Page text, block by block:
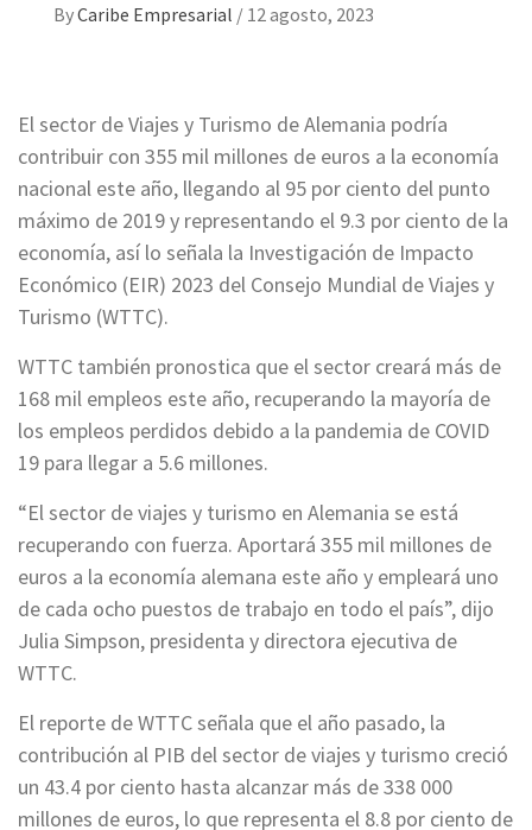
ByCaribe Empresarial / 12 agosto, 2023
El sector de Viajes y Turismo de Alemania podría
contribuir con 355 mil millones de euros a la economía
nacional este año, llegando al 95 por ciento del punto
máximo de 2019 y representando el 9.3 por ciento de la
economía, así lo señala la Investigación de Impacto
Económico (EIR) 2023 del Consejo Mundial de Viajes y
Turismo (WTTC).
WTTC también pronostica que el sector creará más de
168 mil empleos este año, recuperando la mayoría de
los empleos perdidos debido a la pandemia de COVID
19 para llegar a 5.6 millones.
“El sector de viajes y turismo en Alemania se está
recuperando con fuerza. Aportará 355 mil millones de
euros a la economía alemana este año y empleará uno
de cada ocho puestos de trabajo en todo el país”, dijo
Julia Simpson, presidenta y directora ejecutiva de
WTTC.
El reporte de WTTC señala que el año pasado, la
contribución al PIB del sector de viajes y turismo creció
un 43.4 por ciento hasta alcanzar más de 338 000
millones de euros, lo que representa el 8.8 por ciento de